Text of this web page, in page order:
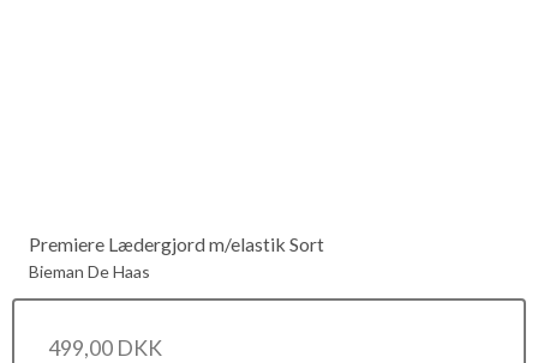
Premiere Lædergjord m/elastik Sort
Bieman De Haas
499,00 DKK